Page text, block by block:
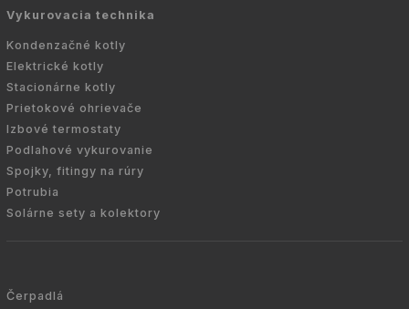
Vykurovacia technika
Kondenzačné kotly
Elektrické kotly
Stacionárne kotly
Prietokové ohrievače
Izbové termostaty
Podlahové vykurovanie
Spojky, fitingy na rúry
Potrubia
Solárne sety a kolektory
Čerpadlá